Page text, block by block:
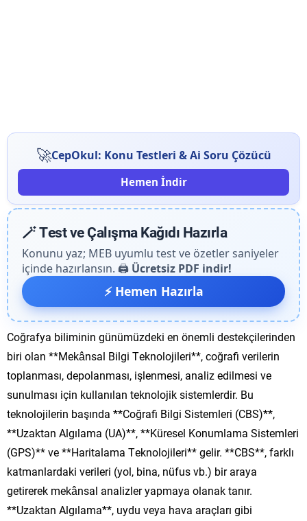
🚀CepOkul: Konu Testleri & Ai Soru Çözücü
Hemen İndir
🪄 Test ve Çalışma Kağıdı Hazırla
Konunu yaz; MEB uyumlu test ve özetler saniyeler
içinde hazırlansın. 🖨️ Ücretsiz PDF indir!
⚡ Hemen Hazırla
Coğrafya biliminin günümüzdeki en önemli destekçilerinden
biri olan **Mekânsal Bilgi Teknolojileri**, coğrafi verilerin
toplanması, depolanması, işlenmesi, analiz edilmesi ve
sunulması için kullanılan teknolojik sistemlerdir. Bu
teknolojilerin başında **Coğrafi Bilgi Sistemleri (CBS)**,
**Uzaktan Algılama (UA)**, **Küresel Konumlama Sistemleri
(GPS)** ve **Haritalama Teknolojileri** gelir. **CBS**, farklı
katmanlardaki verileri (yol, bina, nüfus vb.) bir araya
getirerek mekânsal analizler yapmaya olanak tanır.
**Uzaktan Algılama**, uydu veya hava araçları gibi